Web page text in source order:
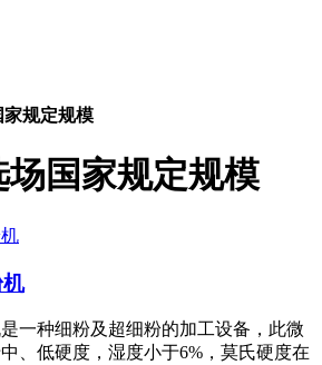
规定规模
国家规定规模
一种细粉及超细粉的加工设备，此微
、低硬度，湿度小于6%，莫氏硬度在